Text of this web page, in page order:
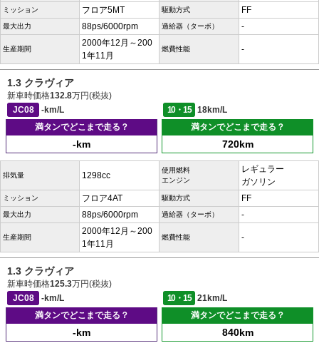
ミッション フロア5MT 駆動方式 FF
最大出力 88ps/6000rpm 過給器（ターボ） -
生産期間
2000年12月～200
1年11月
燃費性能 -
1.3 クラヴィア
新車時価格132.8万円(税抜)
JC08
-km/L 10・15
18km/L
満タンでどこまで走る？
-km
満タンでどこまで走る？
720km
排気量 1298cc
使用燃料
エンジン
レギュラー
ガソリン
ミッション フロア4AT 駆動方式 FF
最大出力 88ps/6000rpm 過給器（ターボ） -
生産期間
2000年12月～200
1年11月
燃費性能 -
1.3 クラヴィア
新車時価格125.3万円(税抜)
JC08
-km/L 10・15
21km/L
満タンでどこまで走る？
-km
満タンでどこまで走る？
840km